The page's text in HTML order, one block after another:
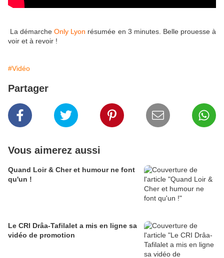
La démarcheOnly Lyon résumée en 3 minutes. Belle prouesse à
voir et à revoir !
#Vidéo
Partager
Vous aimerez aussi
Quand Loir & Cher et humour ne font
qu'un !
Le CRI Drâa-Tafilalet a mis en ligne sa
vidéo de promotion